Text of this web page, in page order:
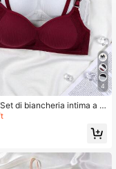
4
di biancheria intima a ri
adolescenti, como